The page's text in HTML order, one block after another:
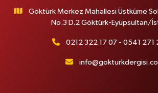
Göktürk Merkez Mahallesi Üstküme
No.3 D.2 Göktürk-Eyüpsultan/
0212 322 17 07 - 0541 271